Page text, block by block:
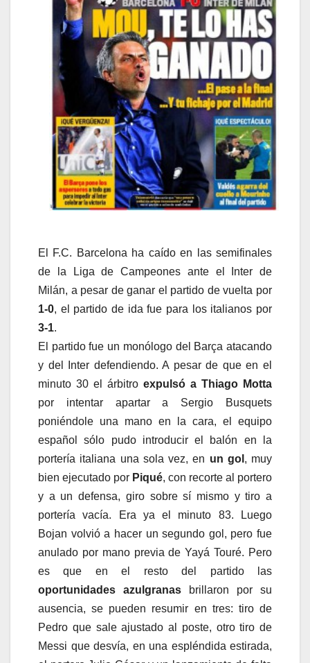
El F.C. Barcelona ha caído en las semifinales
de la Liga de Campeones ante el Inter de
Milán, a pesar de ganar el partido de vuelta por
1-0, el partido de ida fue para los italianos por
3-1.
El partido fue un monólogo del Barça atacando
y del Inter defendiendo. A pesar de que en el
minuto 30 el árbitro expulsó a Thiago Motta
por intentar apartar a Sergio Busquets
poniéndole una mano en la cara, el equipo
español sólo pudo introducir el balón en la
portería italiana una sola vez, en un gol , muy
bien ejecutado por Piqué, con recorte al portero
y a un defensa, giro sobre sí mismo y tiro a
portería vacía. Era ya el minuto 83. Luego
Bojan volvió a hacer un segundo gol, pero fue
anulado por mano previa de Yayá Touré. Pero
es que en el resto del partido las
oportunidades azulgranas brillaron por su
ausencia, se pueden resumir en tres: tiro de
Pedro que sale ajustado al poste, otro tiro de
Messi que desvía, en una espléndida estirada,